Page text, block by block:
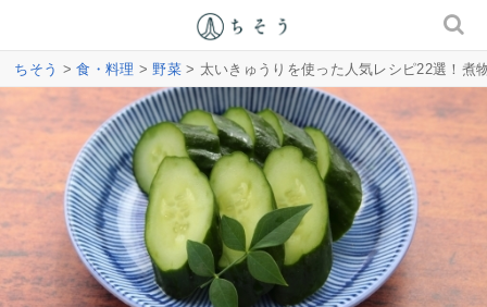
ちそう >食・料理 >野菜> 太いきゅうりを使った人気レシピ22選！煮